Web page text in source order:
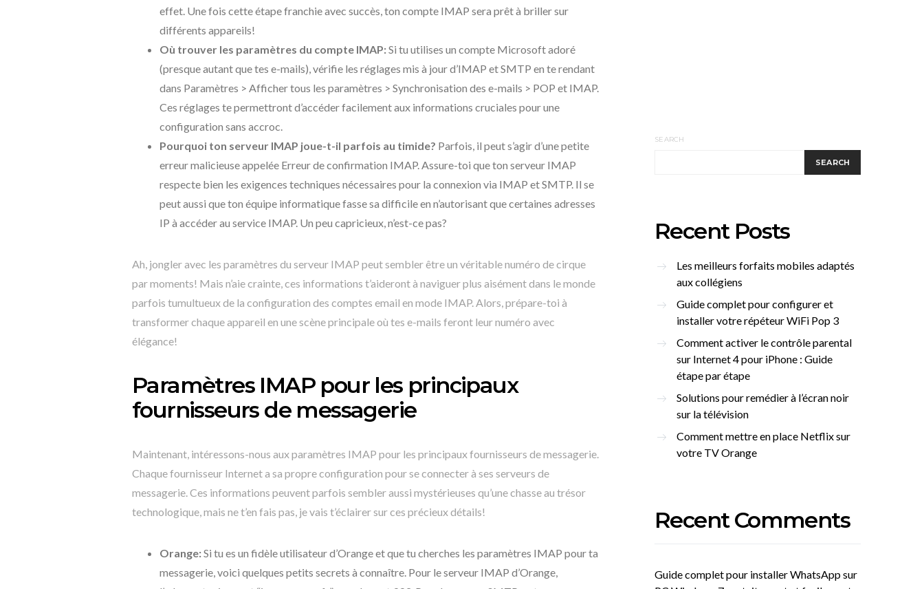
effet. Une fois cette étape franchie avec succès, ton compte IMAP sera prêt à briller sur
différents appareils!
Où trouver les paramètres du compte IMAP:Si tu utilises un compte Microsoft adoré
(presque autant que tes e-mails), vérifie les réglages mis à jour d’IMAP et SMTP en te rendant
dans Paramètres > Afficher tous les paramètres > Synchronisation des e-mails > POP et IMAP.
Ces réglages te permettront d’accéder facilement aux informations cruciales pour une
configuration sans accroc.
Pourquoi ton serveur IMAP joue-t-il parfois au timide? Parfois, il peut s’agir d’une petite
erreur malicieuse appelée Erreur de confirmation IMAP. Assure-toi que ton serveur IMAP
respecte bien les exigences techniques nécessaires pour la connexion via IMAP et SMTP. Il se
peut aussi que ton équipe informatique fasse sa difficile en n’autorisant que certaines adresses
IP à accéder au service IMAP. Un peu capricieux, n’est-ce pas?
Ah, jongler avec les paramètres du serveur IMAP peut sembler être un véritable numéro de cirque
par moments! Mais n’aie crainte, ces informations t’aideront à naviguer plus aisément dans le monde
parfois tumultueux de la configuration des comptes email en mode IMAP. Alors, prépare-toi à
transformer chaque appareil en une scène principale où tes e-mails feront leur numéro avec
élégance!
Paramètres IMAP pour les principaux
fournisseurs de messagerie
Maintenant, intéressons-nous aux paramètres IMAP pour les principaux fournisseurs de messagerie.
Chaque fournisseur Internet a sa propre configuration pour se connecter à ses serveurs de
messagerie. Ces informations peuvent parfois sembler aussi mystérieuses qu’une chasse au trésor
technologique, mais ne t’en fais pas, je vais t’éclairer sur ces précieux détails!
Orange:Si tu es un fidèle utilisateur d’Orange et que tu cherches les paramètres IMAP pour ta
messagerie, voici quelques petits secrets à connaître. Pour le serveur IMAP d’Orange,
SEARCH
SEARCH
Recent Posts
Les meilleurs forfaits mobiles adaptés
aux collégiens
Guide complet pour configurer et
installer votre répéteur WiFi Pop 3
Comment activer le contrôle parental
sur Internet 4 pour iPhone : Guide
étape par étape
Solutions pour remédier à l’écran noir
sur la télévision
Comment mettre en place Netflix sur
votre TV Orange
Recent Comments
Guide complet pour installer WhatsApp sur